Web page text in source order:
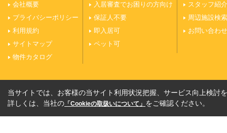
会社概要
プライバシーポリシー
利用規約
サイトマップ
物件カタログ
入居審査でお困りの方向け
保証人不要
即入居可
ペット可
スタッフ紹介
周辺施設検索
お問い合わせ
当サイトでは、お客様の当サイト利用状況把握、サービス向上検討
詳しくは、当社の 「Cookieの取扱いについて」 をご確認ください。